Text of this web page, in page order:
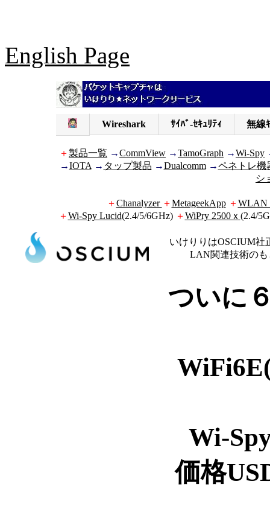
English Page
Wireshark ｻｲﾊﾞ-ｾｷｭﾘﾃｨ 無線
＋製品一覧 →CommView →TamoGraph →Wi-Spy
→IOTA → タップ製品 →Dualcomm→ペネトレ機
シ
＋Chanalyzer ＋MetageekApp＋WLAN
＋Wi-Spy Lucid(2.4/5/6GHz)＋WiPry 2500ｘ (2.4/
いけりりはOSCIUM社
LAN関連技術の
ついに
Wi-
価格